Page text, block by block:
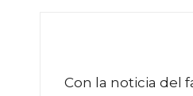
Con la noticia del